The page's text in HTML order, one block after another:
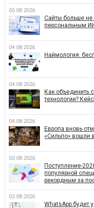
05.08.2026
Сайты больше не
персональным
04.08.2026
Наймология:
04.08.2026
Как объединить
технологии?
04.08.2026
Европа вновь
«Сильпо» вошли
03.08.2026
Поступление-
популярной
рекордным за
02.08.2026
WhatsApp будет